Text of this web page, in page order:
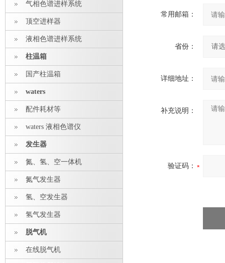
气相色谱进样系统
顶空进样器
液相色谱进样系统
柱温箱
国产柱温箱
waters
配件耗材等
waters 液相色谱仪
发生器
氮、氢、空一体机
氮气发生器
氢、空发生器
氢气发生器
脱气机
在线脱气机
常用邮箱：
省份：
详细地址：
补充说明：
验证码：